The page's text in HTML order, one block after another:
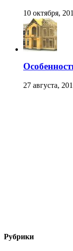
10 октября,
27 августа,
Рубрики